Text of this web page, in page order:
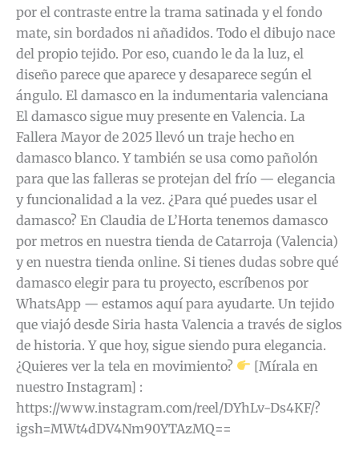
por el contraste entre la trama satinada y el fondo
mate, sin bordados ni añadidos. Todo el dibujo nace
del propio tejido. Por eso, cuando le da la luz, el
diseño parece que aparece y desaparece según el
ángulo. El damasco en la indumentaria valenciana
El damasco sigue muy presente en Valencia. La
Fallera Mayor de 2025 llevó un traje hecho en
damasco blanco. Y también se usa como pañolón
para que las falleras se protejan del frío — elegancia
y funcionalidad a la vez. ¿Para qué puedes usar el
damasco? En Claudia de L’Horta tenemos damasco
por metros en nuestra tienda de Catarroja (Valencia)
y en nuestra tienda online. Si tienes dudas sobre qué
damasco elegir para tu proyecto, escríbenos por
WhatsApp — estamos aquí para ayudarte. Un tejido
que viajó desde Siria hasta Valencia a través de siglos
de historia. Y que hoy, sigue siendo pura elegancia.
¿Quieres ver la tela en movimiento?
[Mírala en
nuestro Instagram] :
https://www.instagram.com/reel/DYhLv-Ds4KF/?
igsh=MWt4dDV4Nm90YTAzMQ==